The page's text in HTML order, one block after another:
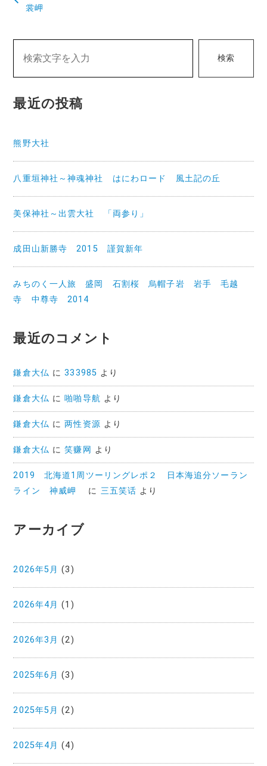
稿
ビ
ゲ
ー
ョ
ン
裳岬
検索
最近の投稿
熊野大社
八重垣神社～神魂神社 はにわロード 風土記の丘
美保神社～出雲大社 「両参り」
成田山新勝寺 2015 謹賀新年
みちのく一人旅 盛岡 石割桜 烏帽子岩 岩手 毛越
寺 中尊寺 2014
最近のコメント
鎌倉大仏 に333985 より
鎌倉大仏 に啪啪导航 より
鎌倉大仏 に两性资源 より
鎌倉大仏 に笑赚网 より
2019 北海道1周ツーリングレポ２ 日本海追分ソーラン
ライン 神威岬
に 三五笑话 より
アーカイブ
2026年5月 (3)
2026年4月 (1)
2026年3月 (2)
2025年6月 (3)
2025年5月 (2)
2025年4月 (4)